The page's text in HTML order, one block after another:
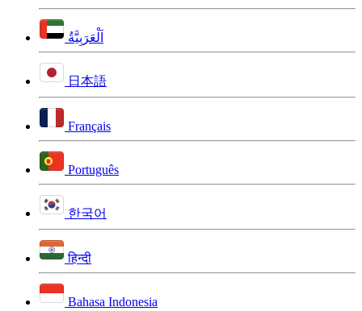
اَلْعَرَبِيَّةُ
日本語
Français
Português
한국어
हिन्दी
Bahasa Indonesia